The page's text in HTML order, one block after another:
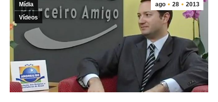
ago 28 2013
Mídia
Vídeos